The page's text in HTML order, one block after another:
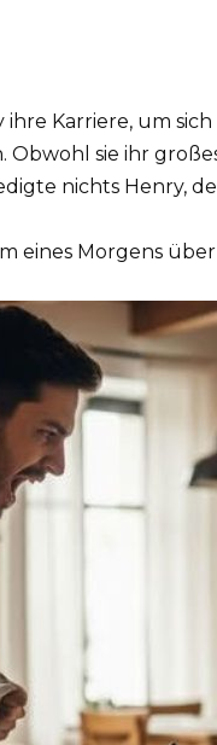
Karriere, um
sie ihr
nichts Henry,
eines Morgens